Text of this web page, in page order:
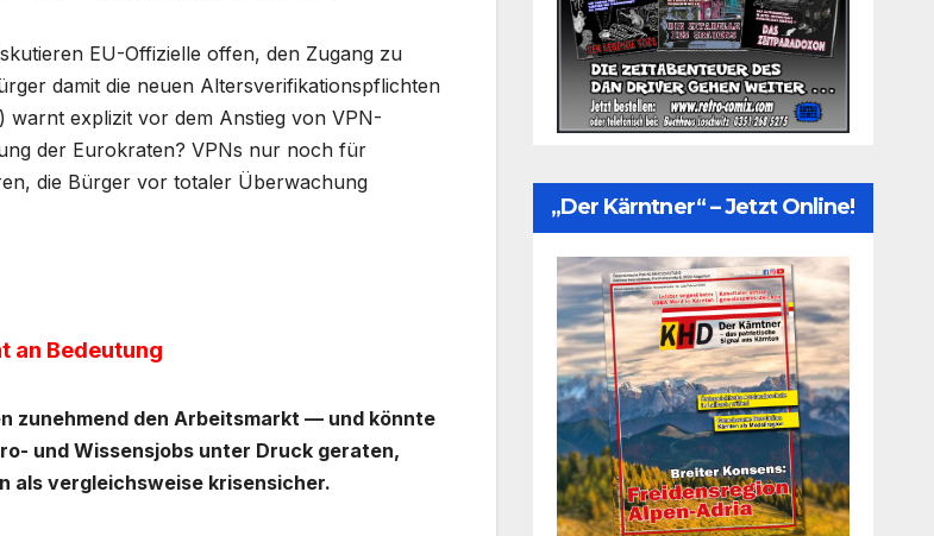
EU-Offizielle offen, den Zugang zu
damit die neuen Altersverifikationspflichten
warnt explizit vor dem Anstieg von VPN-
der Eurokraten? VPNs nur noch für
die Bürger vor totaler Überwachung
an Bedeutung
zunehmend den Arbeitsmarkt — und könnte
und Wissensjobs unter Druck geraten,
als vergleichsweise krisensicher.
„Der Kärntner“ – Jetzt Online!